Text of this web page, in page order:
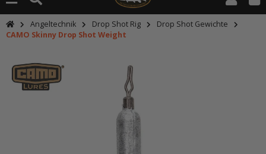
Angeltechnik Drop Shot Rig
Drop Shot Gewichte
CAMO Skinny Drop Shot Weight